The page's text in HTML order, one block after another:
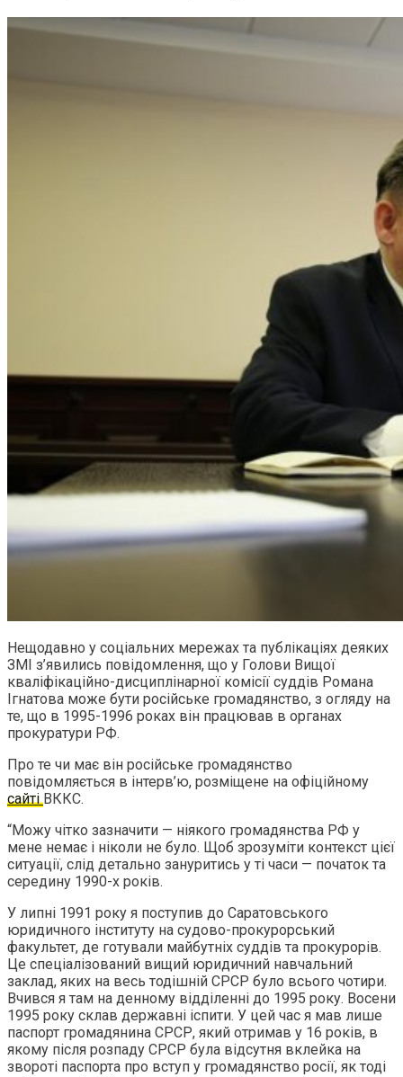
Нещодавно у соціальних мережах та публікаціях деяких
ЗМІ з’явились повідомлення, що у Голови Вищої
кваліфікаційно-дисциплінарної комісії суддів Романа
Ігнатова може бути російське громадянство, з огляду на
те, що в 1995-1996 роках він працював в органах
прокуратури РФ.
Про те чи має він російське громадянство
повідомляється в інтерв’ю, розміщене на офіційному
сайтіВККС.
“Можу чітко зазначити — ніякого громадянства РФ у
мене немає і ніколи не було. Щоб зрозуміти контекст цієї
ситуації, слід детально зануритись у ті часи — початок та
середину 1990-х років.
У липні 1991 року я поступив до Саратовського
юридичного інституту на судово-прокурорський
факультет, де готували майбутніх суддів та прокурорів.
Це спеціалізований вищий юридичний навчальний
заклад, яких на весь тодішній СРСР було всього чотири.
Вчився я там на денному відділенні до 1995 року. Восени
1995 року склав державні іспити. У цей час я мав лише
паспорт громадянина СРСР, який отримав у 16 років, в
якому після розпаду СРСР була відсутня вклейка на
звороті паспорта про вступ у громадянство росії, як тоді